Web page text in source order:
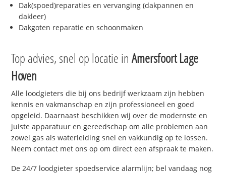
Dak(spoed)reparaties en vervanging (dakpannen en
dakleer)
Dakgoten reparatie en schoonmaken
Top advies, snel op locatie inAmersfoort Lage
Hoven
Alle loodgieters die bij ons bedrijf werkzaam zijn hebben
kennis en vakmanschap en zijn professioneel en goed
opgeleid. Daarnaast beschikken wij over de modernste en
juiste apparatuur en gereedschap om alle problemen aan
zowel gas als waterleiding snel en vakkundig op te lossen.
Neem contact met ons op om direct een afspraak te maken.
De 24/7 loodgieter spoedservice alarmlijn; bel vandaag nog